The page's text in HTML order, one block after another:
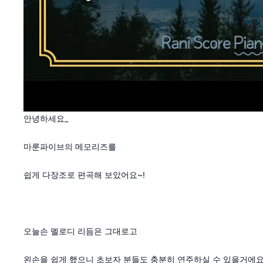
안녕하세요_
마룬파이브의 메모리즈를
쉽게 다장조로 편곡해 보았어요~!
오늘손 멜로디 리듬은 그대로고
왼손을 쉽게 했으니 초보자 분들도 충분히 연주하실 수 있을거에